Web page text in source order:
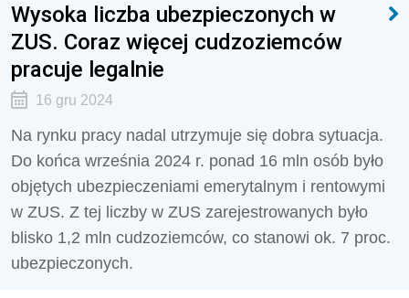
Wysoka liczba ubezpieczonych w
ZUS. Coraz więcej cudzoziemców
pracuje legalnie
16 gru 2024
Na rynku pracy nadal utrzymuje się dobra sytuacja.
Do końca września 2024 r. ponad 16 mln osób było
objętych ubezpieczeniami emerytalnym i rentowymi
w ZUS. Z tej liczby w ZUS zarejestrowanych było
blisko 1,2 mln cudzoziemców, co stanowi ok. 7 proc.
ubezpieczonych.